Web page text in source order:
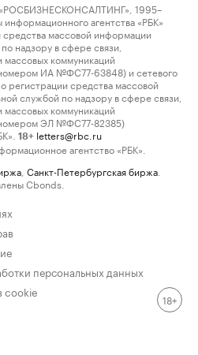
1995–
агентства «РБК»
средства массовой информации
надзору в сфере связи,
коммуникаций
ИА №ФС77-63848) и сетевого
регистрации средства массовой
службой по надзору в сфере связи,
коммуникаций
ЭЛ №ФС77-82385)
18+ letters@rbc.ru
агентство «РБК».
Санкт-Петербургская биржа
Cbonds.
персональных данных
cookie
18+